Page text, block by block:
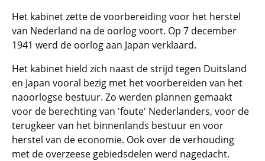
Het kabinet zette de voorbereiding voor het herstel
van Nederland na de oorlog voort. Op 7 december
1941 werd de oorlog aan Japan verklaard.
Het kabinet hield zich naast de strijd tegen Duitsland
en Japan vooral bezig met het voorbereiden van het
naoorlogse bestuur. Zo werden plannen gemaakt
voor de berechting van 'foute' Nederlanders, voor de
terugkeer van het binnenlands bestuur en voor
herstel van de economie. Ook over de verhouding
met de overzeese gebiedsdelen werd nagedacht.